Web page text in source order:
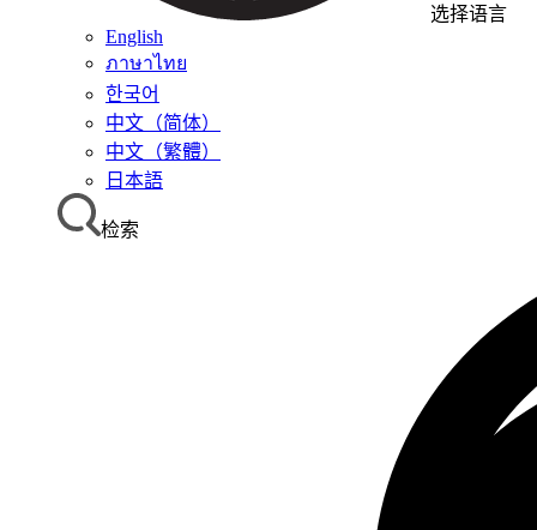
选择语言
English
ภาษาไทย
한국어
中文（简体）
中文（繁體）
日本語
检索